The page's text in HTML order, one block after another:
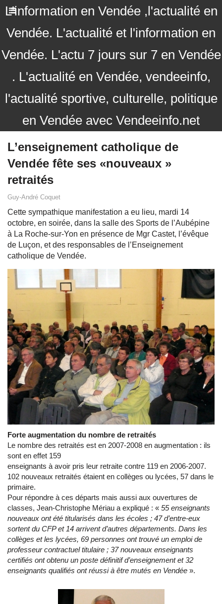
L'information en Vendée ,l'actualité en
Vendée. L'actualité et l'information en
Vendée. L'actu 7 jours sur 7 en Vendée
. L'actualité en Vendée, vendeeinfo,
l'actualité sportive, culturelle, politique
en Vendée avec Vendeeinfo.net
L’enseignement catholique de
Vendée fête ses «nouveaux »
retraités
Guy-André Coquet
Cette sympathique manifestation a eu lieu, mardi 14
octobre, en soirée, dans la salle des Sports de l’Aubépine
à La Roche-sur-Yon en présence de Mgr Castet, l’évêque
de Luçon, et des responsables de l’Enseignement
catholique de Vendée.
Forte augmentation du nombre de retraités
Le nombre des retraités est en 2007-2008 en augmentation : ils
sont en effet 159
enseignants à avoir pris leur retraite contre 119 en 2006-2007.
102 nouveaux retraités étaient en collèges ou lycées, 57 dans le
primaire.
Pour répondre à ces départs mais aussi aux ouvertures de
classes, Jean-Christophe Mériau a expliqué : « 55 enseignants
nouveaux ont été titularisés dans les écoles ; 47 d’entre-eux
sortent du CFP et 14 arrivent d’autres départements. Dans les
collèges et les lycées, 69 personnes ont trouvé un emploi de
professeur contractuel titulaire ; 37 nouveaux enseignants
certifiés ont obtenu un poste définitif d’enseignement et 32
enseignants qualifiés ont réussi à être mutés en Vendée ».